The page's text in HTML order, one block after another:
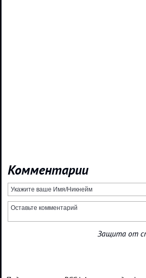
Комментарии
Защита от